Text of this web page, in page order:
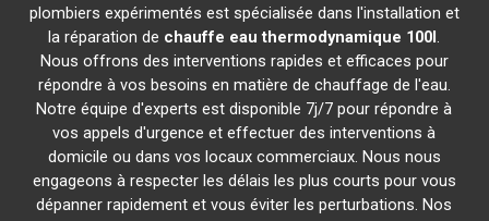
plombiers expérimentés est spécialisée dans l'installation et
la réparation de chauffe eau thermodynamique 100l.
Nous offrons des interventions rapides et efficaces pour
répondre à vos besoins en matière de chauffage de l'eau.
Notre équipe d'experts est disponible 7j/7 pour répondre à
vos appels d'urgence et effectuer des interventions à
domicile ou dans vos locaux commerciaux. Nous nous
engageons à respecter les délais les plus courts pour vous
dépanner rapidement et vous éviter les perturbations. Nos